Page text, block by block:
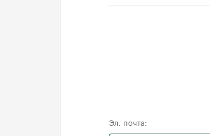
Эл. почта: